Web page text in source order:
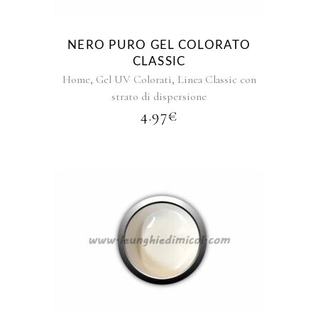
opzioni
possono
scelte
nella
pagina
NERO PURO GEL COLORATO
CLASSIC
Home, Gel UV Colorati, Linea Classic con
strato di dispersione
4.97€
Questo
prodotto
ha
più